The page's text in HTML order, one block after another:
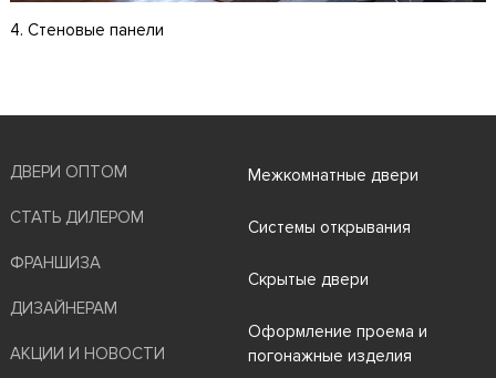
4. Стеновые панели
ДВЕРИ ОПТОМ
СТАТЬ ДИЛЕРОМ
ФРАНШИЗА
ДИЗАЙНЕРАМ
АКЦИИ И НОВОСТИ
Межкомнатные двери
Системы открывания
Скрытые двери
Оформление проема и
погонажные изделия